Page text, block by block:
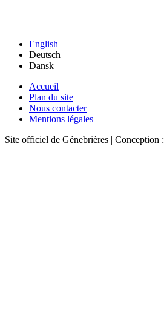
English
Deutsch
Dansk
Accueil
Plan du site
Nous contacter
Mentions légales
Site officiel de Génebrières | Conception :